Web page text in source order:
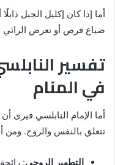
أما إذا كان إكليل الجبل
ضياع فرص أو تعرض الرائي
تفسير
في المنام
أما الإمام النابلسي فيرى
تتعلق بالنفس والروح. ومن
التطهير الروحي: